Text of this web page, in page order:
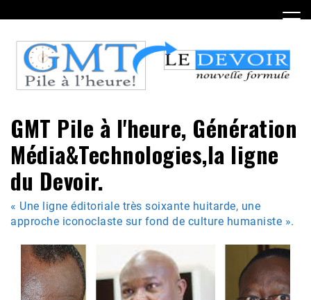
to
content
GMT Pile à l'heure, Génération
Média&Technologies,la ligne
du Devoir.
« Une ligne éditoriale très soixante huitarde, une
approche iconoclaste sur fond de culture humaniste ».